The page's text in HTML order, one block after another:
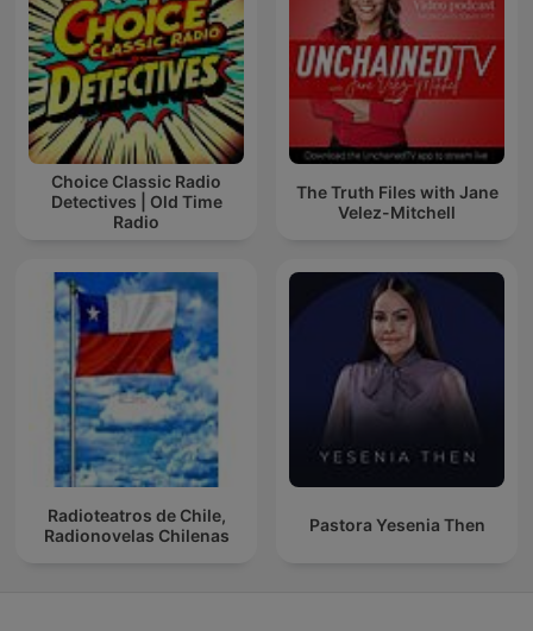
Choice Classic Radio
Detectives | Old Time
Radio
The Truth Files with Jane
Velez-Mitchell
Radioteatros de Chile,
Radionovelas Chilenas
Pastora Yesenia Then